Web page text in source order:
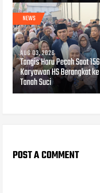
NEWS
AUG 03, 2026
Tangis Haru Pecah Saat 156
Karyawan HS Berangkat ke
Tanah Suci
POST A COMMENT